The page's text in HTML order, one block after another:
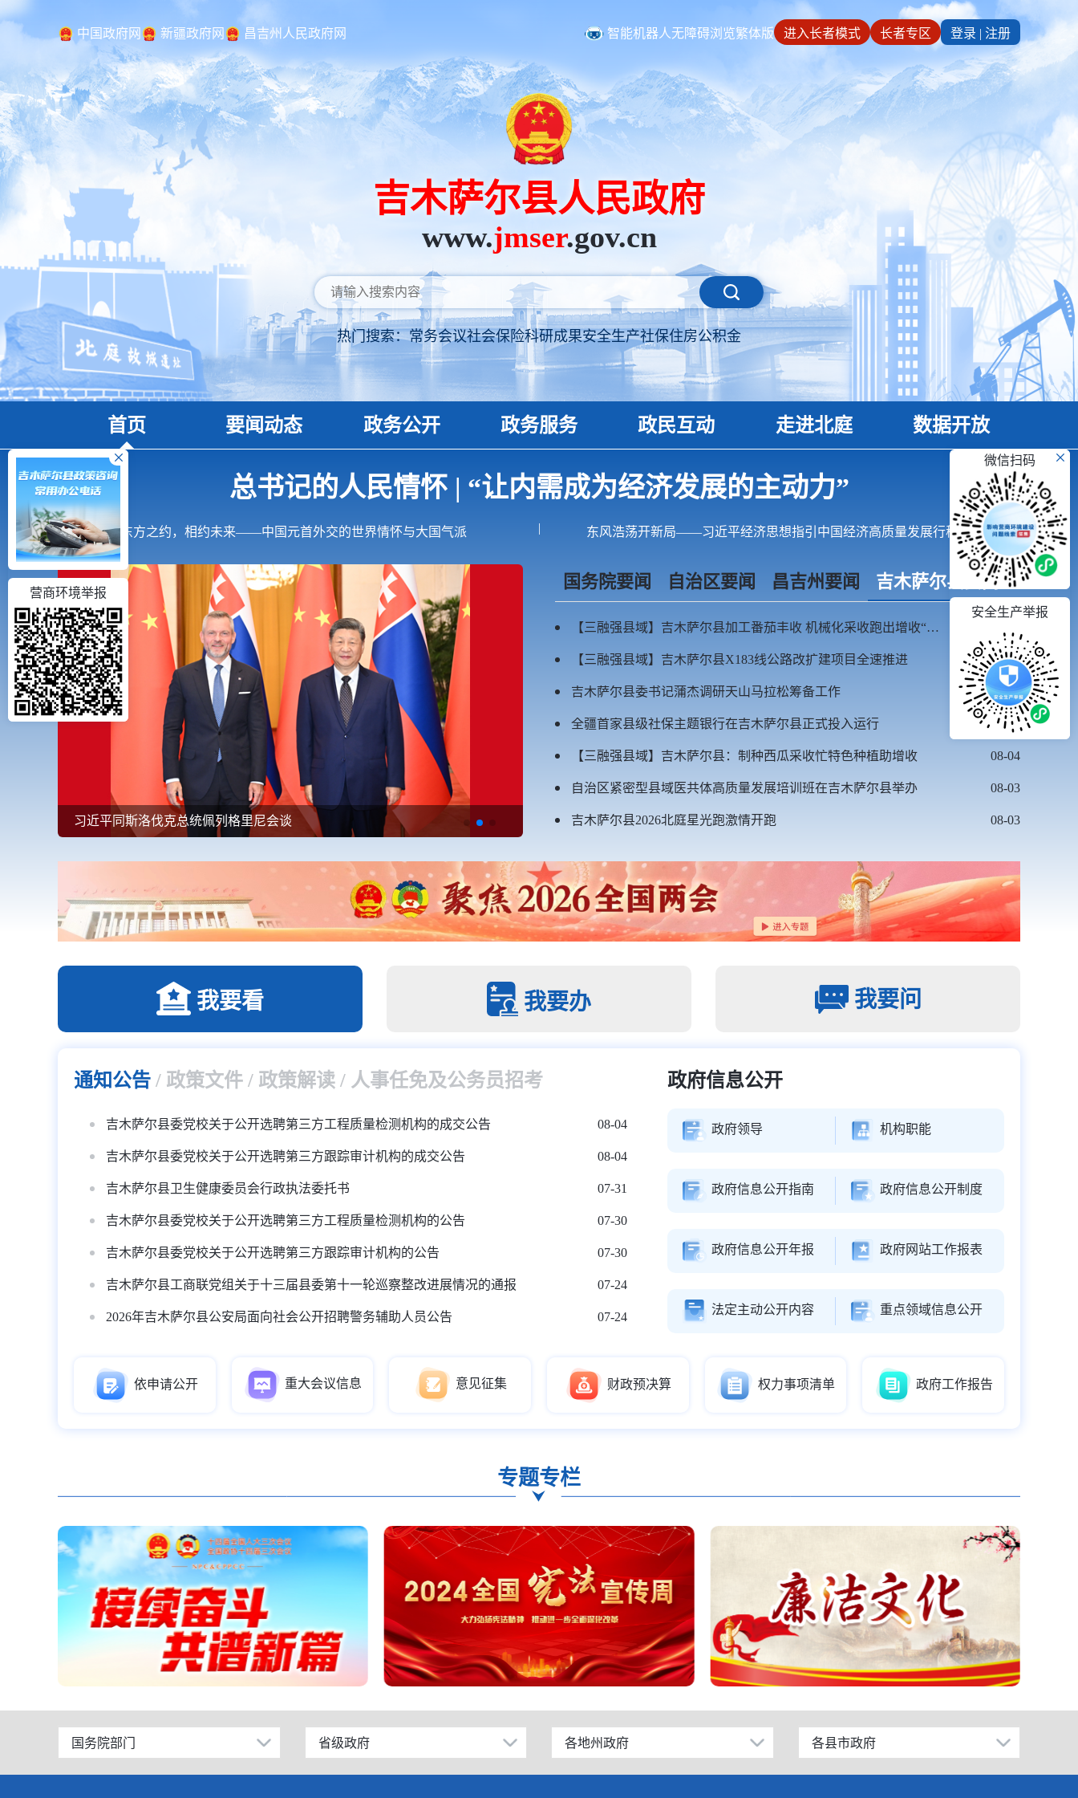
中国政府网 新疆政府网 昌吉州人民政府网 智能机器人无障碍浏览繁体版 进入长者模式 长者专区 登录 | 注册
吉木萨尔县人民政府
www.jmser.gov.cn
热门搜索：常务会议社会保险科研成果安全生产社保住房公积金
首页 要闻动态 政务公开 政务服务 政民互动 走进北庭 数据开放
微信扫码
安全生产举报
营商环境举报
总书记的人民情怀 | “让内需成为经济发展的主动力”
东方之约，相约未来——中国元首外交的世界情怀与大国气派 | 东风浩荡开新局——习近平经济思想指引中国经济高质量发展行稳致远
习近平同斯洛伐克总统佩列格里尼会谈
国务院要闻 自治区要闻 昌吉州要闻 吉木萨尔县要闻
【三融强县域】吉木萨尔县加工番茄丰收 机械化采收跑出增收“加速度”
【三融强县域】吉木萨尔县X183线公路改扩建项目全速推进 08-06
吉木萨尔县委书记蒲杰调研天山马拉松筹备工作 08-06
全疆首家县级社保主题银行在吉木萨尔县正式投入运行 08-05
【三融强县域】吉木萨尔县：制种西瓜采收忙特色种植助增收 08-04
自治区紧密型县域医共体高质量发展培训班在吉木萨尔县举办 08-03
吉木萨尔县2026北庭星光跑激情开跑 08-03
我要看 我要办 我要问
通知公告 / 政策文件 / 政策解读 / 人事任免及公务员招考
吉木萨尔县委党校关于公开选聘第三方工程质量检测机构的成交公告 08-04
吉木萨尔县委党校关于公开选聘第三方跟踪审计机构的成交公告 08-04
吉木萨尔县卫生健康委员会行政执法委托书 07-31
吉木萨尔县委党校关于公开选聘第三方工程质量检测机构的公告 07-30
吉木萨尔县委党校关于公开选聘第三方跟踪审计机构的公告 07-30
吉木萨尔县工商联党组关于十三届县委第十一轮巡察整改进展情况的通报 07-24
2026年吉木萨尔县公安局面向社会公开招聘警务辅助人员公告 07-24
政府信息公开
政府领导 机构职能
政府信息公开指南 政府信息公开制度
政府信息公开年报 政府网站工作报表
法定主动公开内容 重点领域信息公开
依申请公开 重大会议信息 意见征集 财政预决算 权力事项清单 政府工作报告
专题专栏
国务院部门
公安部
省级政府
北京
各地州政府
乌鲁木齐市
各县市政府
昌吉市